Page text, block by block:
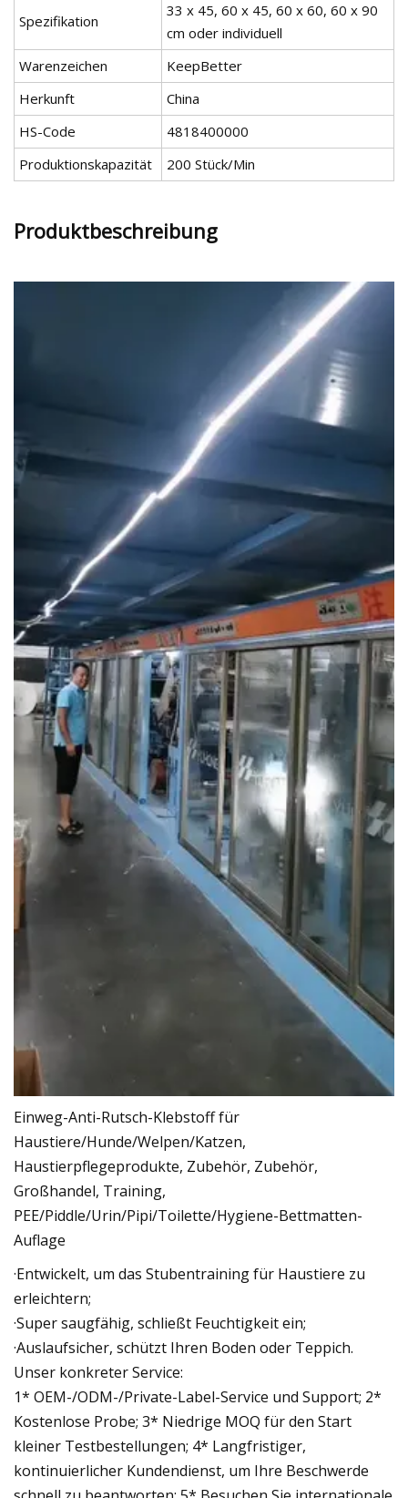
Spezifikation
33 x 45, 60 x 45, 60 x 60, 60 x 90
cm oder individuell
Warenzeichen
KeepBetter
Herkunft
China
HS-Code
4818400000
Produktionskapazität
200 Stück/Min
Produktbeschreibung
Einweg-Anti-Rutsch-Klebstoff für
Haustiere/Hunde/Welpen/Katzen,
Haustierpflegeprodukte, Zubehör, Zubehör,
Großhandel, Training,
PEE/Piddle/Urin/Pipi/Toilette/Hygiene-Bettmatten-
Auflage
·Entwickelt, um das Stubentraining für Haustiere zu
erleichtern;
·Super saugfähig, schließt Feuchtigkeit ein;
·Auslaufsicher, schützt Ihren Boden oder Teppich.
Unser konkreter Service:
1* OEM-/ODM-/Private-Label-Service und Support; 2*
Kostenlose Probe; 3* Niedrige MOQ für den Start
kleiner Testbestellungen; 4* Langfristiger,
kontinuierlicher Kundendienst, um Ihre Beschwerde